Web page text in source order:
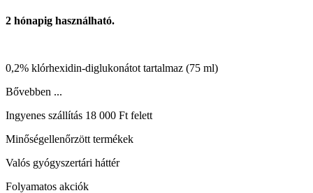
2 hónapig használható.
0,2% klórhexidin-diglukonátot tartalmaz (75 ml)
Bővebben ...
Ingyenes szállítás 18 000 Ft felett
Minőségellenőrzött termékek
Valós gyógyszertári háttér
Folyamatos akciók